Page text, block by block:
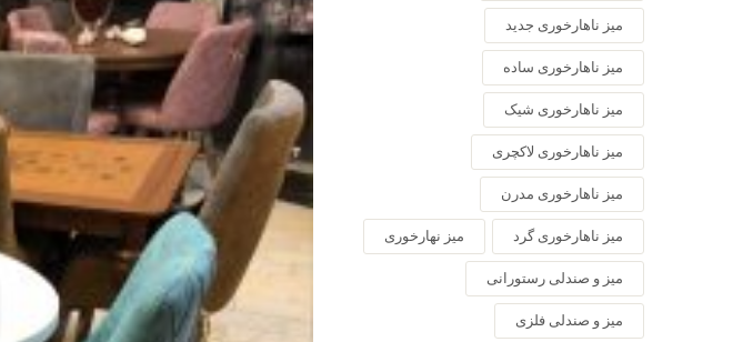
میز ناهارخوری جدید
میز ناهارخوری ساده
میز ناهارخوری شیک
میز ناهارخوری لاکچری
میز ناهارخوری مدرن
میز ناهارخوری گرد میز نهارخوری
میز و صندلی رستورانی
میز و صندلی فلزی